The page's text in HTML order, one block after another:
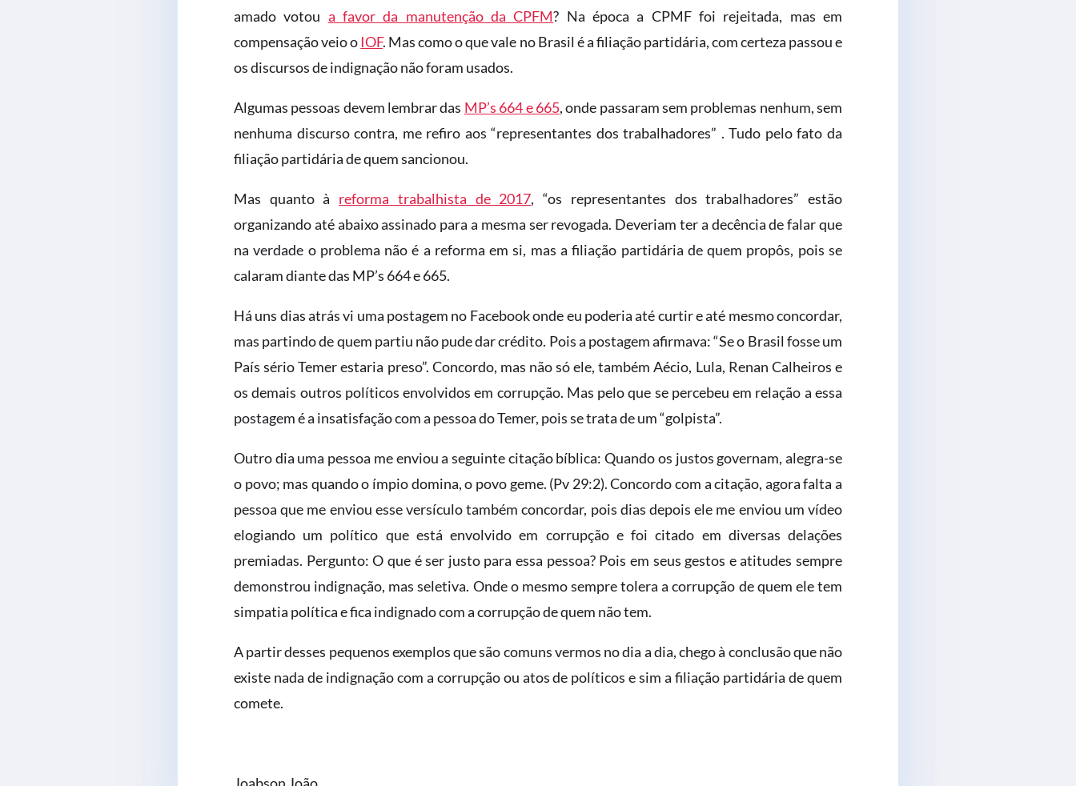
amado votou a favor da manutenção da CPFM? Na época a CPMF foi rejeitada, mas em
compensação veio oIOF. Mas como o que vale no Brasil é a filiação partidária, com certeza passou e
os discursos de indignação não foram usados.
Algumas pessoas devem lembrar das MP’s 664 e 665, onde passaram sem problemas nenhum, sem
nenhuma discurso contra, me refiro aos “representantes dos trabalhadores” . Tudo pelo fato da
filiação partidária de quem sancionou.
Mas quanto à reforma trabalhista de 2017, “os representantes dos trabalhadores” estão
organizando até abaixo assinado para a mesma ser revogada. Deveriam ter a decência de falar que
na verdade o problema não é a reforma em si, mas a filiação partidária de quem propôs, pois se
calaram diante das MP’s 664 e 665.
Há uns dias atrás vi uma postagem no Facebook onde eu poderia até curtir e até mesmo concordar,
mas partindo de quem partiu não pude dar crédito. Pois a postagem afirmava: “Se o Brasil fosse um
País sério Temer estaria preso”. Concordo, mas não só ele, também Aécio, Lula, Renan Calheiros e
os demais outros políticos envolvidos em corrupção. Mas pelo que se percebeu em relação a essa
postagem é a insatisfação com a pessoa do Temer, pois se trata de um “golpista”.
Outro dia uma pessoa me enviou a seguinte citação bíblica: Quando os justos governam, alegra-se
o povo; mas quando o ímpio domina, o povo geme. (Pv 29:2). Concordo com a citação, agora falta a
pessoa que me enviou esse versículo também concordar, pois dias depois ele me enviou um vídeo
elogiando um político que está envolvido em corrupção e foi citado em diversas delações
premiadas. Pergunto: O que é ser justo para essa pessoa? Pois em seus gestos e atitudes sempre
demonstrou indignação, mas seletiva. Onde o mesmo sempre tolera a corrupção de quem ele tem
simpatia política e fica indignado com a corrupção de quem não tem.
A partir desses pequenos exemplos que são comuns vermos no dia a dia, chego à conclusão que não
existe nada de indignação com a corrupção ou atos de políticos e sim a filiação partidária de quem
comete.